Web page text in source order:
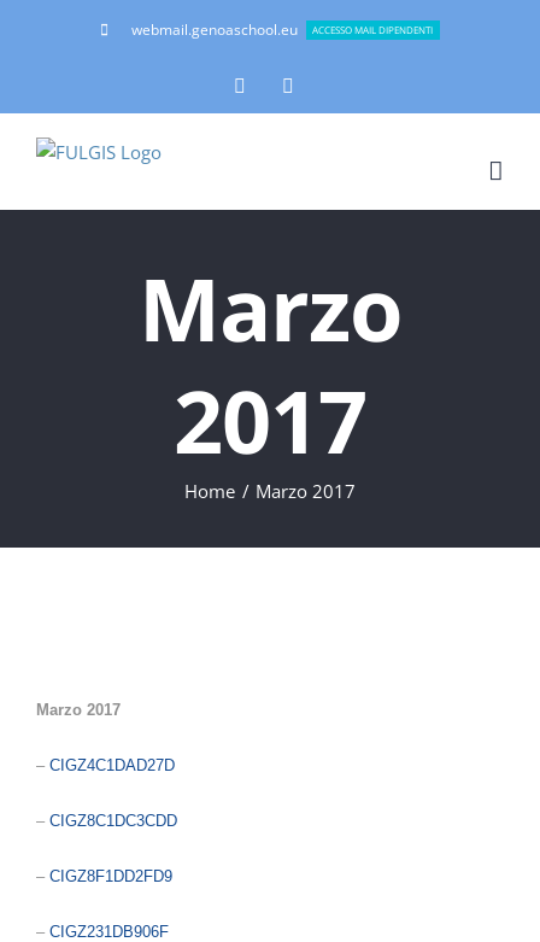
webmail.genoaschool.eu ACCESSO MAIL DIPENDENTI
Facebook
Marzo
2017
Home Marzo 2017
Marzo 2017
– CIGZ4C1DAD27D
– CIGZ8C1DC3CDD
– CIGZ8F1DD2FD9
– CIGZ231DB906F